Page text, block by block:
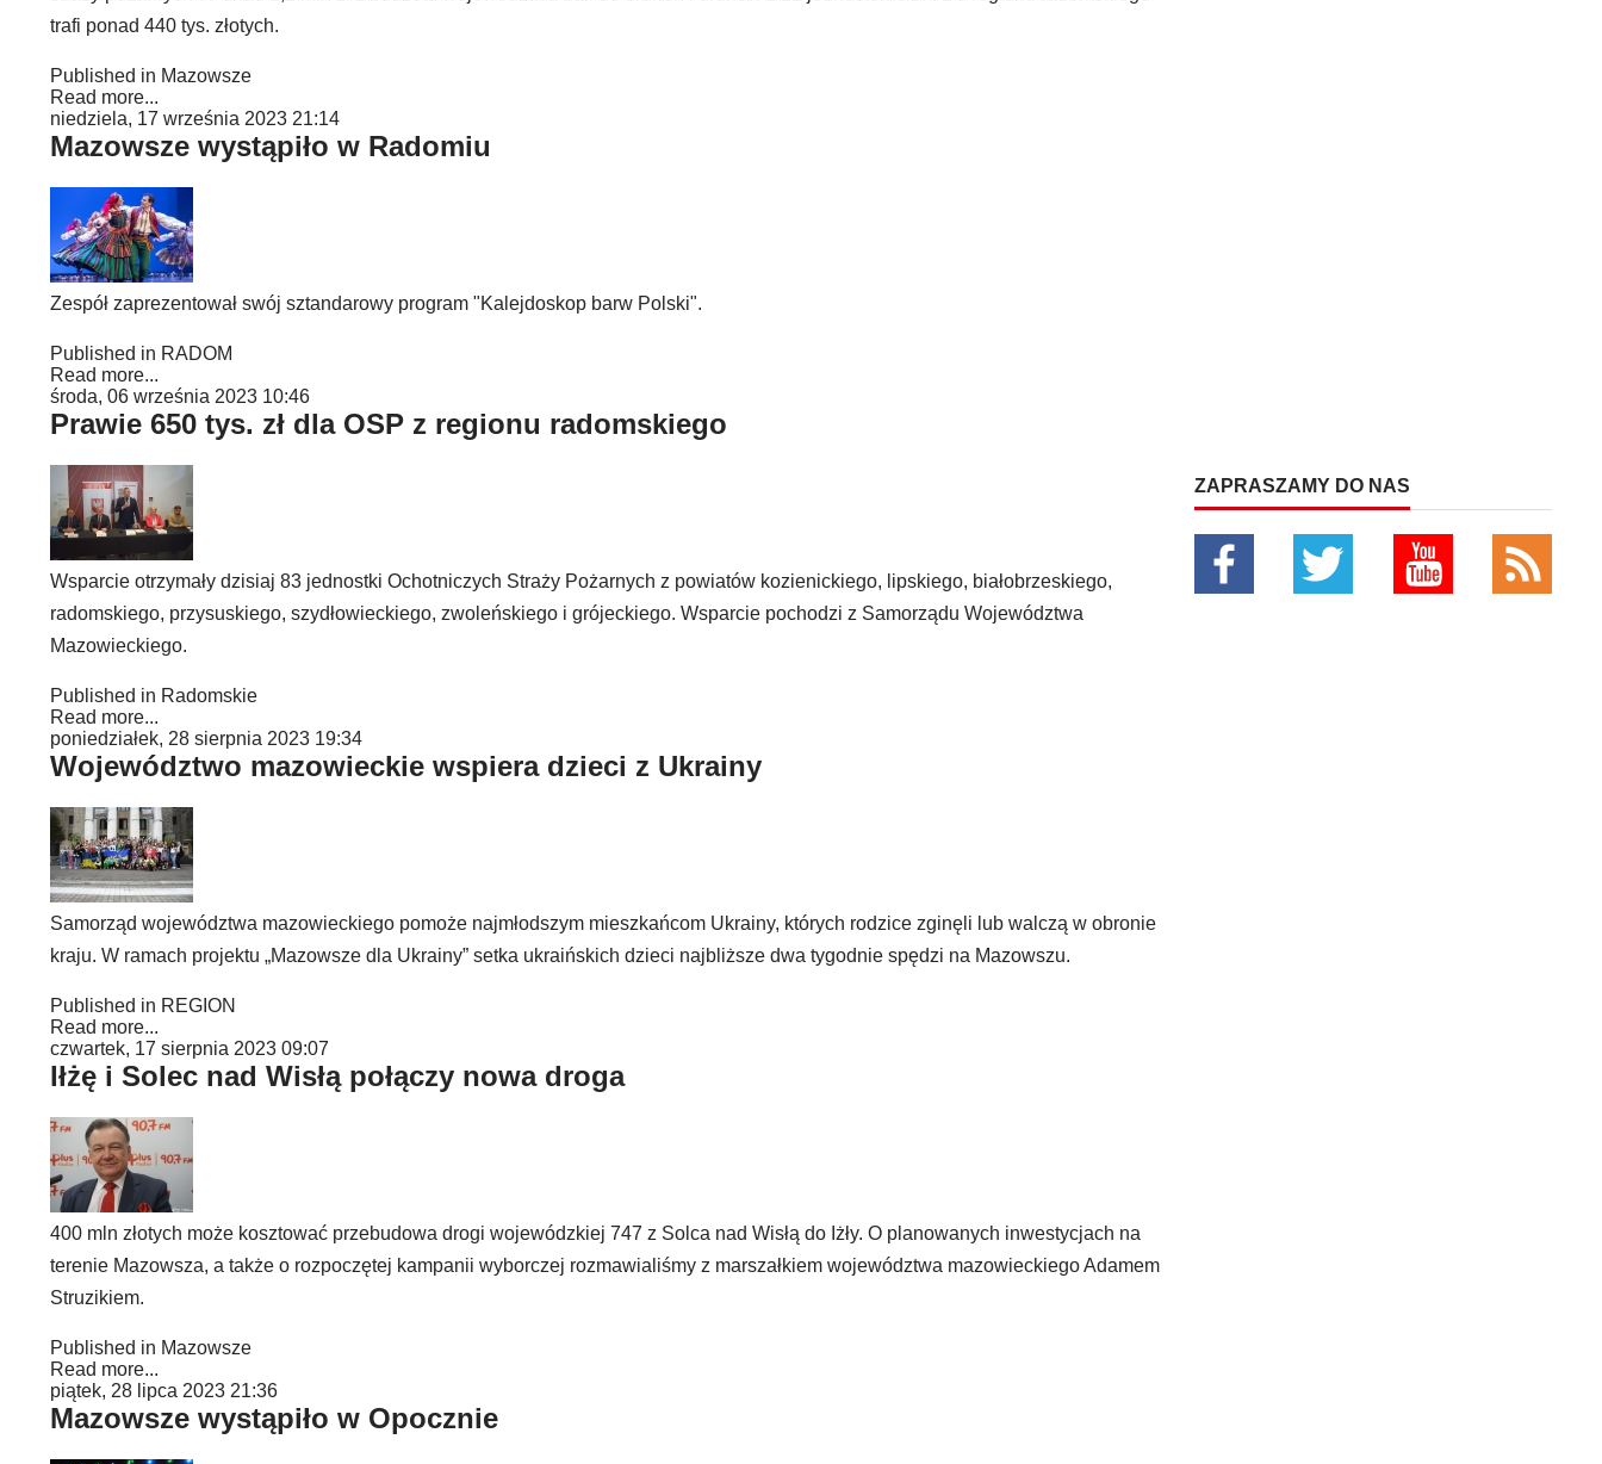
trafi ponad 440 tys. złotych.
Published in Mazowsze
Read more...
niedziela, 17 września 2023 21:14
Mazowsze wystąpiło w Radomiu
Zespół zaprezentował swój sztandarowy program "Kalejdoskop barw Polski".
Published in RADOM
Read more...
środa, 06 września 2023 10:46
Prawie 650 tys. zł dla OSP z regionu radomskiego
Wsparcie otrzymały dzisiaj 83 jednostki Ochotniczych Straży Pożarnych z powiatów kozienickiego, lipskiego, białobrzeskiego,
radomskiego, przysuskiego, szydłowieckiego, zwoleńskiego i grójeckiego. Wsparcie pochodzi z Samorządu Województwa
Mazowieckiego.
Published in Radomskie
Read more...
poniedziałek, 28 sierpnia 2023 19:34
Województwo mazowieckie wspiera dzieci z Ukrainy
Samorząd województwa mazowieckiego pomoże najmłodszym mieszkańcom Ukrainy, których rodzice zginęli lub walczą w obronie
kraju. W ramach projektu „Mazowsze dla Ukrainy” setka ukraińskich dzieci najbliższe dwa tygodnie spędzi na Mazowszu.
Published in REGION
Read more...
czwartek, 17 sierpnia 2023 09:07
Iłżę i Solec nad Wisłą połączy nowa droga
400 mln złotych może kosztować przebudowa drogi wojewódzkiej 747 z Solca nad Wisłą do Iżły. O planowanych inwestycjach na
terenie Mazowsza, a także o rozpoczętej kampanii wyborczej rozmawialiśmy z marszałkiem województwa mazowieckiego Adamem
Struzikiem.
Published in Mazowsze
Read more...
piątek, 28 lipca 2023 21:36
Mazowsze wystąpiło w Opocznie
ZAPRASZAMY DO NAS